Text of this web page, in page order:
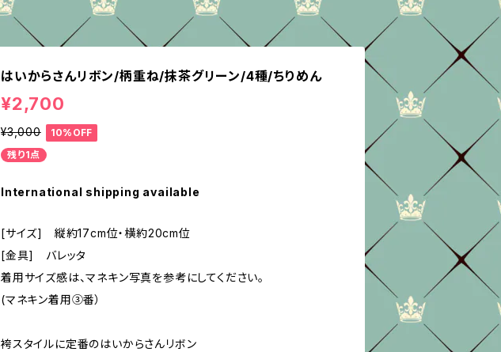
はいからさんリボン/柄重ね/抹茶グリーン/4種/ちりめん
¥2,700
¥3,000
10%OFF
残り1点
International shipping available
[サイズ] 縦約17cm位・横約20cm位
[金具] バレッタ
着用サイズ感は、マネキン写真を参考にしてください。
(マネキン着用③番）
袴スタイルに定番のはいからさんリボン